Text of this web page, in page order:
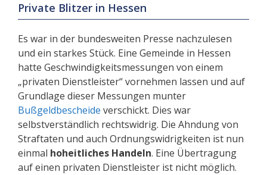
Private Blitzer in Hessen
Es war in der bundesweiten Presse nachzulesen
und ein starkes Stück. Eine Gemeinde in Hessen
hatte Geschwindigkeitsmessungen von einem
„privaten Dienstleister“ vornehmen lassen und auf
Grundlage dieser Messungen munter
Bußgeldbescheide verschickt. Dies war
selbstverständlich rechtswidrig. Die Ahndung von
Straftaten und auch Ordnungswidrigkeiten ist nun
einmal hoheitliches Handeln. Eine Übertragung
auf einen privaten Dienstleister ist nicht möglich.